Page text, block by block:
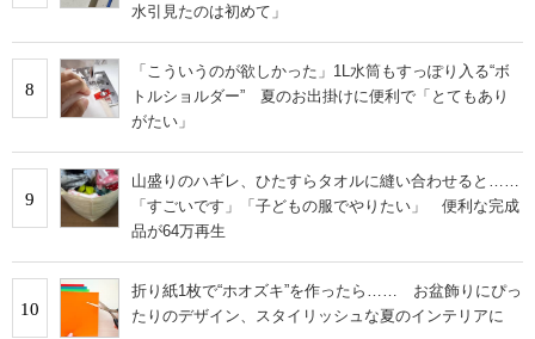
水引見たのは初めて」
8
「こういうのが欲しかった」1L水筒もすっぽり入る“ボ
トルショルダー” 夏のお出掛けに便利で「とてもあり
がたい」
9
山盛りのハギレ、ひたすらタオルに縫い合わせると……
「すごいです」「子どもの服でやりたい」 便利な完成
品が64万再生
10
折り紙1枚で“ホオズキ”を作ったら…… お盆飾りにぴっ
たりのデザイン、スタイリッシュな夏のインテリアに